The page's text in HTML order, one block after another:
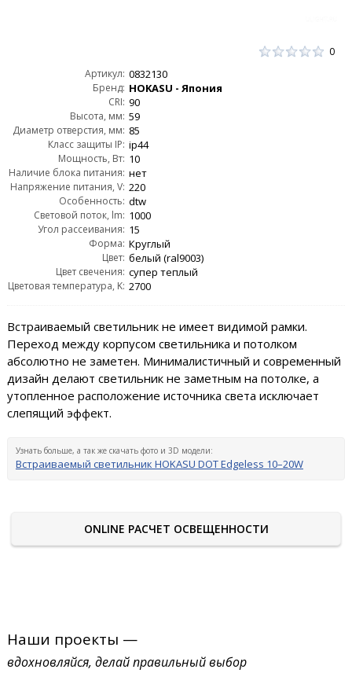
0
Артикул: 0832130
Бренд: HOKASU - Япония
CRI: 90
Высота, мм: 59
Диаметр отверстия, мм: 85
Класс защиты IP: ip44
Мощность, Вт: 10
Наличие блока питания: нет
Напряжение питания, V: 220
Особенность: dtw
Световой поток, lm: 1000
Угол рассеивания: 15
Форма: Круглый
Цвет: белый (ral9003)
Цвет свечения: супер теплый
Цветовая температура, K: 2700
Встраиваемый светильник не имеет видимой рамки.
Переход между корпусом светильника и потолком
абсолютно не заметен. Минималистичный и современный
дизайн делают светильник не заметным на потолке, а
утопленное расположение источника света исключает
слепящий эффект.
Узнать больше, а так же скачать фото и 3D модели:
Встраиваемый светильник HOKASU DOT Edgeless 10–20W
ONLINE РАСЧЕТ ОСВЕЩЕННОСТИ
Наши проекты —
вдохновляйся, делай правильный выбор